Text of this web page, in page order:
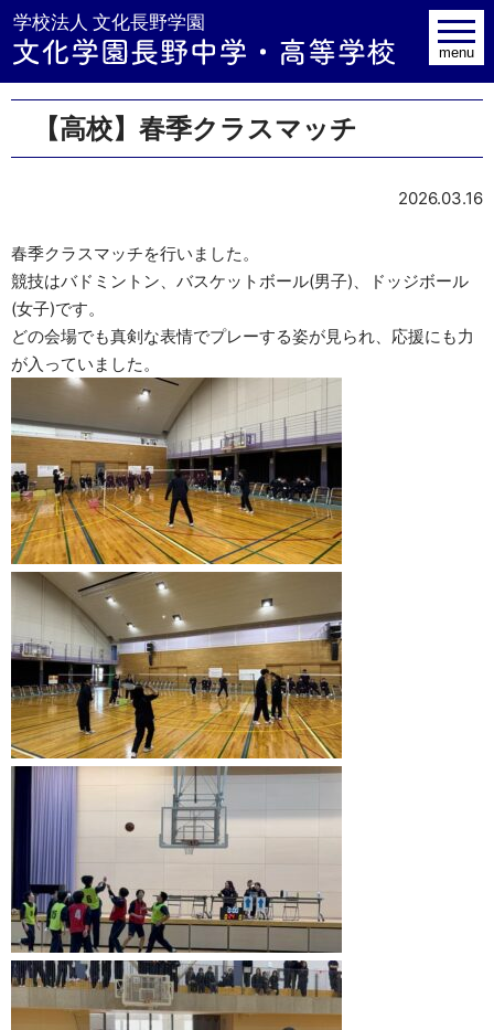
学校法人toggle
menu
【高校】春季クラスマッチ
2026.03.16
春季クラスマッチを行いました。
競技はバドミントン、バスケットボール(男子)、ドッジボール
(女子)です。
どの会場でも真剣な表情でプレーする姿が見られ、応援にも力
が入っていました。